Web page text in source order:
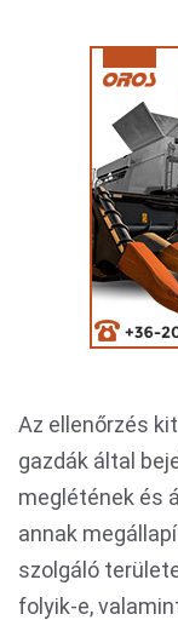
Az ellenőrzés
gazdák által
meglétének és
annak
szolgáló
folyik-e,